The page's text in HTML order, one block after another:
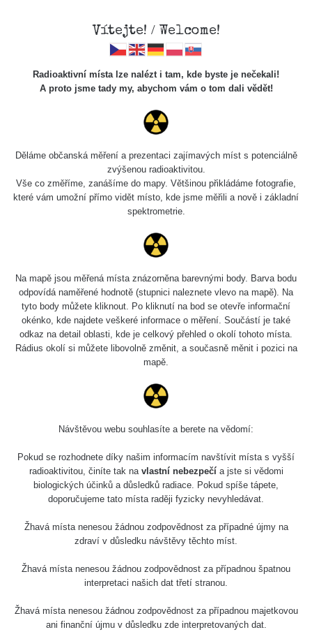
Veškerou správu dat přesouváme na
správa dat na této adrese nemusí být již plně funkční.
Děkujeme za pochopení.
Místa měřená od: Jiří Kotrlík
Zpět na přehled
Mapa
Měření
Lidé
Vítejte! / Welcome!
Radioaktivní místa lze nalézt i tam, kde byste je nečekali!
A proto jsme tady my, abychom vám o tom dali vědět!
Děláme občanská měření a prezentaci zajímavých míst s potenciálně
zvýšenou radioaktivitou.
Vše co změříme, zanášíme do mapy. Většinou přikládáme fotografie,
které vám umožní přímo vidět místo, kde jsme měřili a nově i základní
spektrometrie.
Na mapě jsou měřená místa znázorněna barevnými body. Barva bodu
odpovídá naměřené hodnotě (stupnici naleznete vlevo na mapě). Na
tyto body můžete kliknout. Po kliknutí na bod se otevře informační
okénko, kde najdete veškeré informace o měření. Součástí je také
odkaz na detail oblasti, kde je celkový přehled o okolí tohoto místa.
Rádius okolí si můžete libovolně změnit, a současně měnit i pozici na
mapě.
Návštěvou webu souhlasíte a berete na vědomí:
Pokud se rozhodnete díky našim informacím navštívit místa s vyšší
radioaktivitou, činíte tak na vlastní nebezpečía jste si vědomi
biologických účinků a důsledků radiace. Pokud spíše tápete,
doporučujeme tato místa raději fyzicky nevyhledávat.
Žhavá místa nenesou žádnou zodpovědnost za případné újmy na
zdraví v důsledku návštěvy těchto míst.
Žhavá místa nenesou žádnou zodpovědnost za případnou špatnou
interpretaci našich dat třetí stranou.
Žhavá místa nenesou žádnou zodpovědnost za případnou majetkovou
ani finanční újmu v důsledku zde interpretovaných dat.